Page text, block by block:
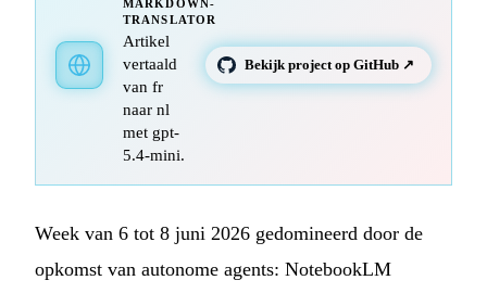
MARKDOWN-
TRANSLATOR
Artikel
vertaald
van fr
naar nl
met gpt-
5.4-mini.
Bekijk project op GitHub ↗
Week van 6 tot 8 juni 2026 gedomineerd door de
opkomst van autonome agents: NotebookLM